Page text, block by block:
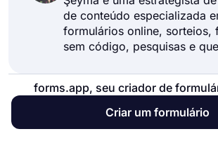
de conteúdo especializada
formulários online, sorteios,
sem código, pesquisas e
forms.app, seu criador de
Criar um formulário